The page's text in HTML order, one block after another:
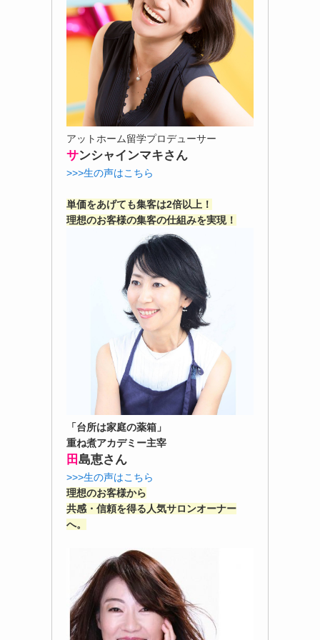
アットホーム留学プロデューサー
サンシャインマキさん
>>>生の声はこちら
単価をあげても集客は2倍以上！
理想のお客様の集客の仕組みを実現！
「台所は家庭の薬箱」
重ね煮アカデミー主宰
田島恵さん
>>>生の声はこちら
理想のお客様から
共感・信頼を得る人気サロンオーナー
へ。